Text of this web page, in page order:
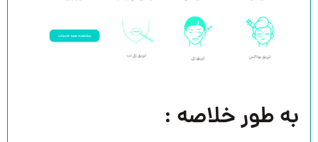
به طور خلاصه :